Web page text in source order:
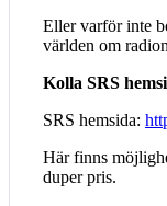
Eller varför inte
världen om
Kolla SRS
SRS hemsida:
Här finns
duper pris.